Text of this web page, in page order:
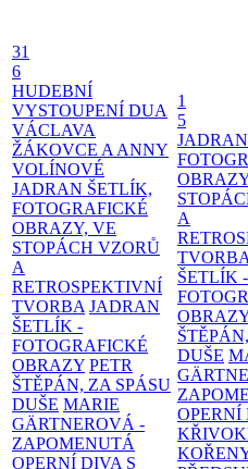
31
6
HUDEBNÍ
VYSTOUPENÍ DUA
VÁCLAVA
ŽÁKOVCE A ANNY
VOLÍNOVÉ
JADRAN ŠETLÍK,
FOTOGRAFICKÉ
OBRAZY, VE
STOPÁCH VZORŮ
A
RETROSPEKTIVNÍ
TVORBA JADRAN
ŠETLÍK -
FOTOGRAFICKÉ
OBRAZY PETR
ŠTĚPÁN, ZA SPÁSU
DUŠE MARIE
GÄRTNEROVÁ -
ZAPOMENUTÁ
OPERNÍ DIVA S
1
5
A
TVORBA
ŠETLÍK -
DUŠE
OPERNÍ